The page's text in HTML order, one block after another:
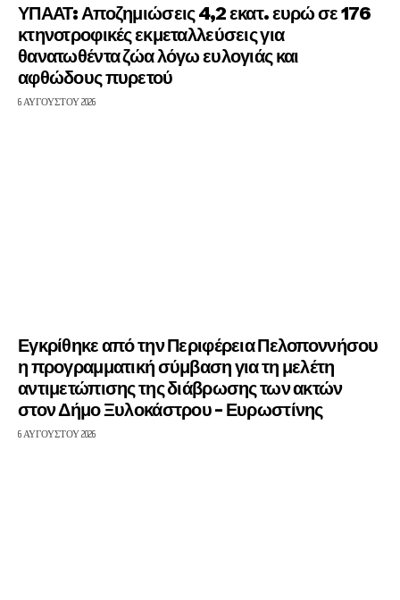
ΥΠΑΑΤ: Αποζημιώσεις 4,2 εκατ. ευρώ σε 176
κτηνοτροφικές εκμεταλλεύσεις για
θανατωθέντα ζώα λόγω ευλογιάς και
αφθώδους πυρετού
6 ΑΥΓΟΎΣΤΟΥ 2026
Εγκρίθηκε από την Περιφέρεια Πελοποννήσου
η προγραμματική σύμβαση για τη μελέτη
αντιμετώπισης της διάβρωσης των ακτών
στον Δήμο Ξυλοκάστρου – Ευρωστίνης
6 ΑΥΓΟΎΣΤΟΥ 2026